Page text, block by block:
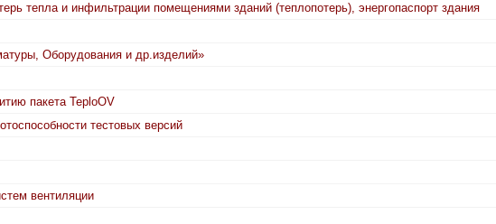
тепла и инфильтрации помещениями зданий (теплопотерь), энергопаспорт здания
Оборудования и др.изделий»
пакета TeploOV
тестовых версий
вентиляции